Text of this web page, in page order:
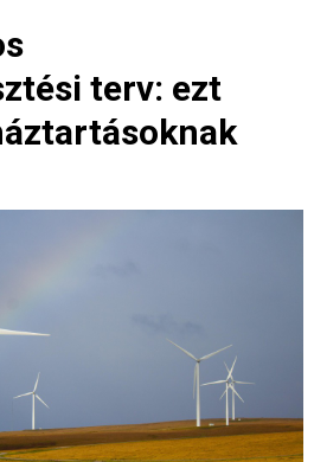
terv: ezt